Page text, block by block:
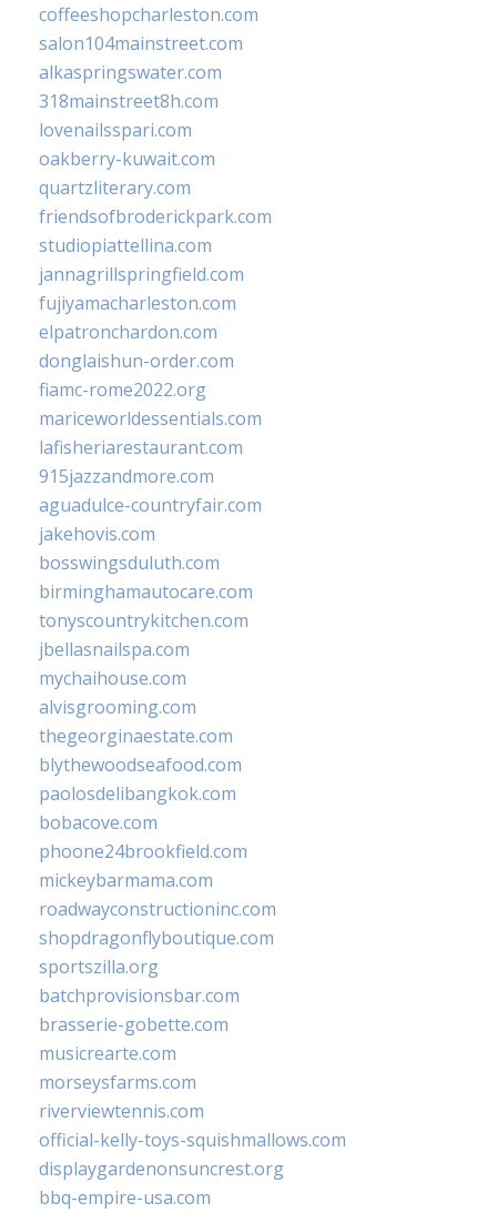
coffeeshopcharleston.com
salon104mainstreet.com
alkaspringswater.com
318mainstreet8h.com
lovenailsspari.com
oakberry-kuwait.com
quartzliterary.com
friendsofbroderickpark.com
studiopiattellina.com
jannagrillspringfield.com
fujiyamacharleston.com
elpatronchardon.com
donglaishun-order.com
fiamc-rome2022.org
mariceworldessentials.com
lafisheriarestaurant.com
915jazzandmore.com
aguadulce-countryfair.com
jakehovis.com
bosswingsduluth.com
birminghamautocare.com
tonyscountrykitchen.com
jbellasnailspa.com
mychaihouse.com
alvisgrooming.com
thegeorginaestate.com
blythewoodseafood.com
paolosdelibangkok.com
bobacove.com
phoone24brookfield.com
mickeybarmama.com
roadwayconstructioninc.com
shopdragonflyboutique.com
sportszilla.org
batchprovisionsbar.com
brasserie-gobette.com
musicrearte.com
morseysfarms.com
riverviewtennis.com
official-kelly-toys-squishmallows.com
displaygardenonsuncrest.org
bbq-empire-usa.com